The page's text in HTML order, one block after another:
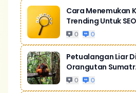
Cara Menemukan
Trending Untuk SEO
0 0
Petualangan Liar
Orangutan
0 0